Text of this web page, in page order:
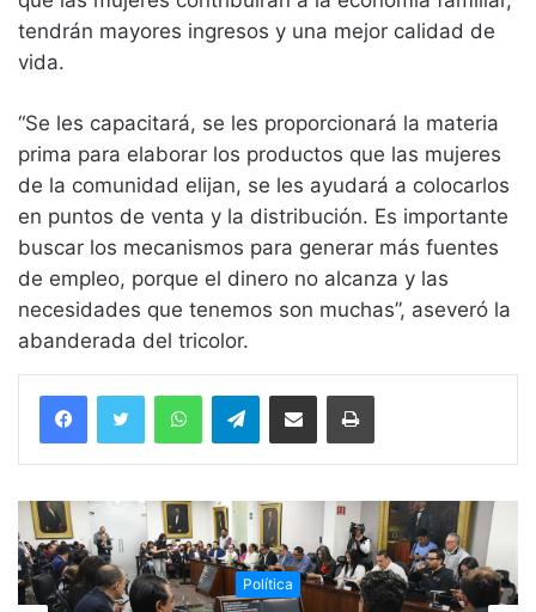
tendrán mayores ingresos y una mejor calidad de
vida.
“Se les capacitará, se les proporcionará la materia
prima para elaborar los productos que las mujeres
de la comunidad elijan, se les ayudará a colocarlos
en puntos de venta y la distribución. Es importante
buscar los mecanismos para generar más fuentes
de empleo, porque el dinero no alcanza y las
necesidades que tenemos son muchas”, aseveró la
abanderada del tricolor.
WhatsAppTelegramCompartir vía email Imprimir
Política